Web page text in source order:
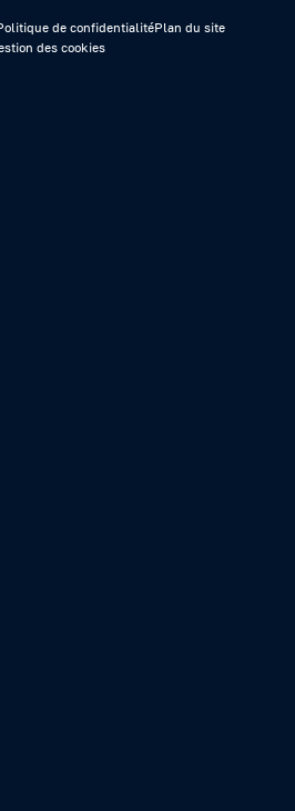
de confidentialitéPlan du site
des cookies